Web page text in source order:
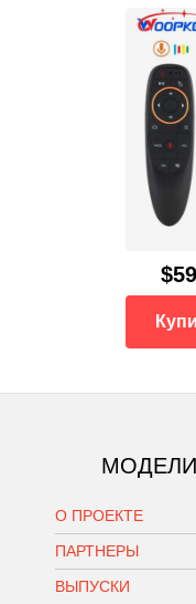
О ПРОЕКТЕ
ПАРТНЕРЫ
ВЫПУСКИ